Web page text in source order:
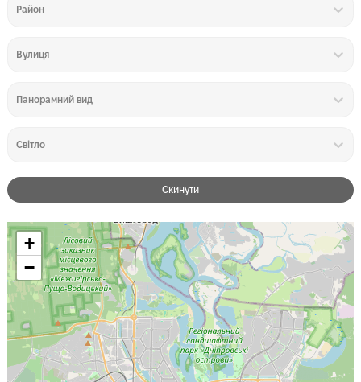
Район
Вулиця
Панорамний вид
Світло
Скинути
+
−